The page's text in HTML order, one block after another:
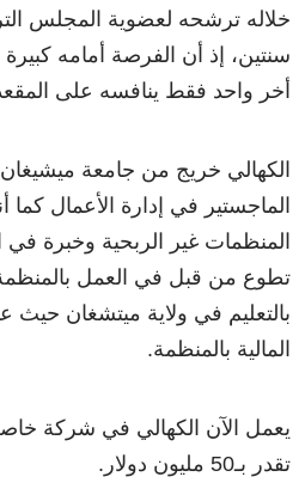
خلاله ترشحه لعضوية المجلس
سنتين، إذ أن الفرصة أمامه كبيرة
أخر واحد فقط ينافسه على
الكهالي خريج من جامعة
الماجستير في إدارة الأعمال
المنظمات غير الربحية وخبرة في
تطوع من قبل في العمل بالمنظمة
بالتعليم في ولاية ميتشغان حيث
المالية بالمنظمة.
يعمل الآن الكهالي في شركة
تقدر بـ50 مليون دولار.